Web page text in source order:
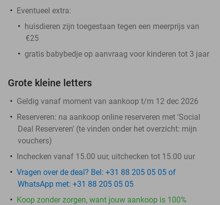
Eventueel extra:
huisdieren zijn toegestaan tegen een meerprijs van
€25
gratis babybedje op aanvraag voor kinderen tot 3 jaar
Grote kleine letters
Geldig vanaf moment van aankoop t/m 12 dec 2026
Reserveren: na aankoop online reserveren met 'Social
Deal Reserveren' (te vinden onder het overzicht: mijn
vouchers)
Inchecken vanaf 15.00 uur, uitchecken tot 15.00 uur
Vragen over de deal? Bel: +31 88 205 05 05 of
WhatsApp met: +31 88 205 05 05
Koop zonder zorgen, want jouw aankoop is 100%